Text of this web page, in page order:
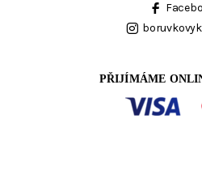
PŘIJÍMÁME